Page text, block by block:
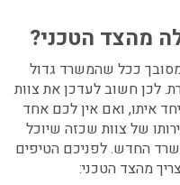
מהצד הטכני?
ככל שהמשרד גדול
לכן חשוב לעדכן את צוות
איתו, ואם אין לכם אחד
של צוות שכזה שיוכל
החדש. לפניכם הטיפים
מהצד הטכני: